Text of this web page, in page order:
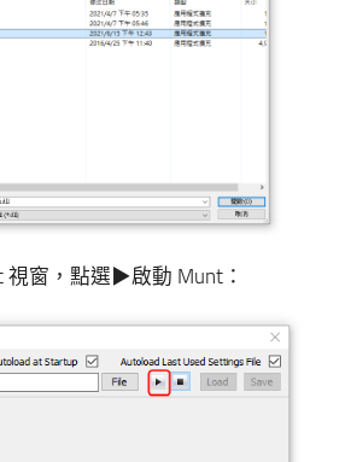
視窗，點選▶啟動 Munt：